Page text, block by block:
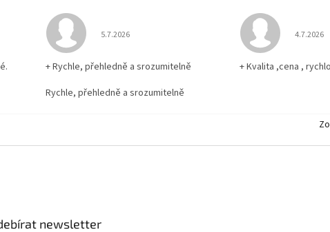
z 5 hvězdiček. Hodnocení obchodu je 5 z 5 hvězdiček.
5.7.2026
+ Rychle, přehledně a srozumitelně
Rychle, přehledně a srozumitelně
4.7.2026
+ Kvalita ,cena ,
newsletter